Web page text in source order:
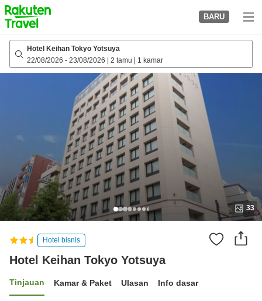
to
top
page
BARU
Hotel Keihan Tokyo Yotsuya
22/08/2026 - 23/08/2026 2 tamu 1 kamar
33
Hotel bisnis
Hotel Keihan Tokyo Yotsuya
Tinjauan Kamar & Paket Ulasan Info dasar